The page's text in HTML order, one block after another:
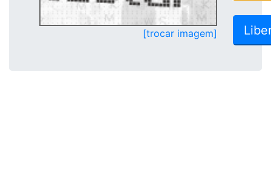
[trocar imagem]